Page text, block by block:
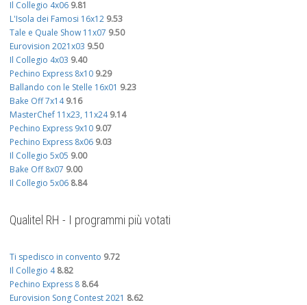
Il Collegio 4x06 9.81
L'Isola dei Famosi 16x12 9.53
Tale e Quale Show 11x07 9.50
Eurovision 2021x03 9.50
Il Collegio 4x03 9.40
Pechino Express 8x10 9.29
Ballando con le Stelle 16x01 9.23
Bake Off 7x14 9.16
MasterChef 11x23, 11x24 9.14
Pechino Express 9x10 9.07
Pechino Express 8x06 9.03
Il Collegio 5x05 9.00
Bake Off 8x07 9.00
Il Collegio 5x06 8.84
Qualitel RH - I programmi più votati
Ti spedisco in convento 9.72
Il Collegio 4 8.82
Pechino Express 8 8.64
Eurovision Song Contest 2021 8.62